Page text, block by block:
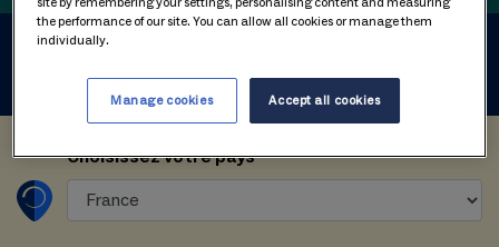
Choisissez votre pays
the performance of our site. You can allow all cookies or manage them
individually.
Manage cookies Accept all cookies